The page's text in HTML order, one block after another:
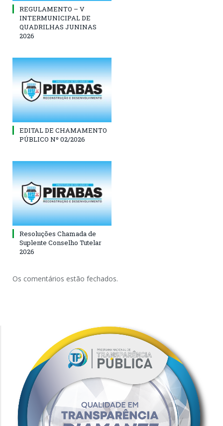
REGULAMENTO – V
INTERMUNICIPAL DE
QUADRILHAS JUNINAS
2026
EDITAL DE CHAMAMENTO
PÚBLICO Nº 02/2026
Resoluções Chamada de
Suplente Conselho Tutelar
2026
Os comentários estão fechados.